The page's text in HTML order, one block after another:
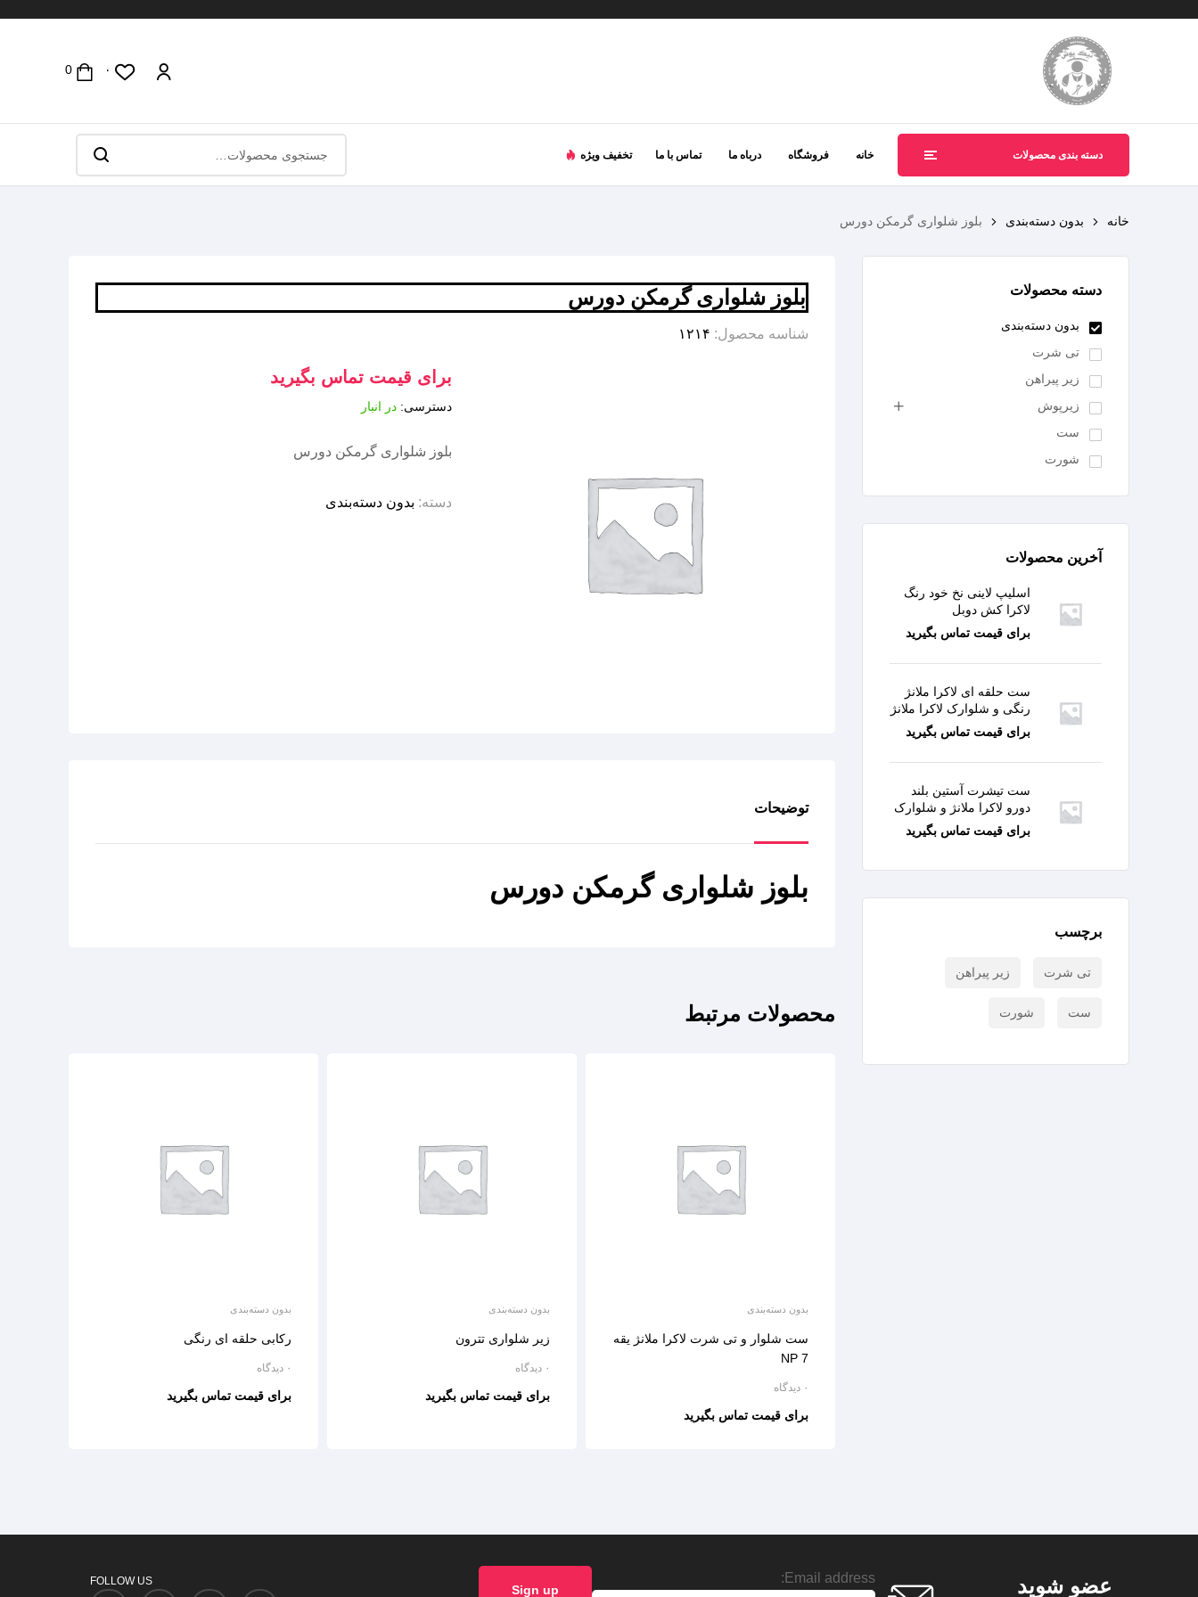
۰
دسته بندی محصولات خانه فروشگاه درباه ما تماس با ما تخفیف ویژه
خانه بدون دسته‌بندی بلوز شلواری گرمکن دورس
بلوز شلواری گرمکن دورس
شناسه محصول: ۱۲۱۴
برای قیمت تماس بگیرید
دسترسی: در انبار
بلوز شلواری گرمکن دورس
دسته: بدون دسته‌بندی
توضیحات
بلوز شلواری گرمکن دورس
محصولات مرتبط
بدون دسته‌بندی
ست شلوار و تی شرت لاکرا ملانژ یقه
7 NP
۰ دیدگاه
برای قیمت تماس بگیرید
بدون دسته‌بندی
زیر شلواری تترون
۰ دیدگاه
برای قیمت تماس بگیرید
بدون دسته‌بندی
رکابی حلقه ای رنگی
۰ دیدگاه
برای قیمت تماس بگیرید
دسته محصولات
بدون دسته‌بندی
تی شرت
زیر پیراهن
زیرپوش
ست
شورت
آخرین محصولات
اسلیپ لاینی نخ خود رنگ
لاکرا کش دوبل
برای قیمت تماس بگیرید
ست حلقه ای لاکرا ملانژ
رنگی و شلوارک لاکرا ملانژ
برای قیمت تماس بگیرید
ست تیشرت آستین بلند
دورو لاکرا ملانژ و شلوارک
برای قیمت تماس بگیرید
برچسب
تی شرت زیر پیراهن
ست شورت
عضو شوید Email address:
FOLLOW US